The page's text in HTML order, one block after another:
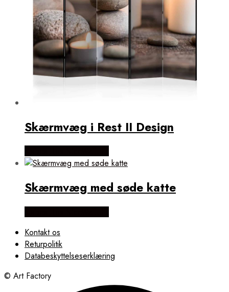
Skærmvæg i Rest II Design
Skærmvæg med søde katte
Kontakt os
Returpolitik
Databeskyttelseserklæring
© Art Factory